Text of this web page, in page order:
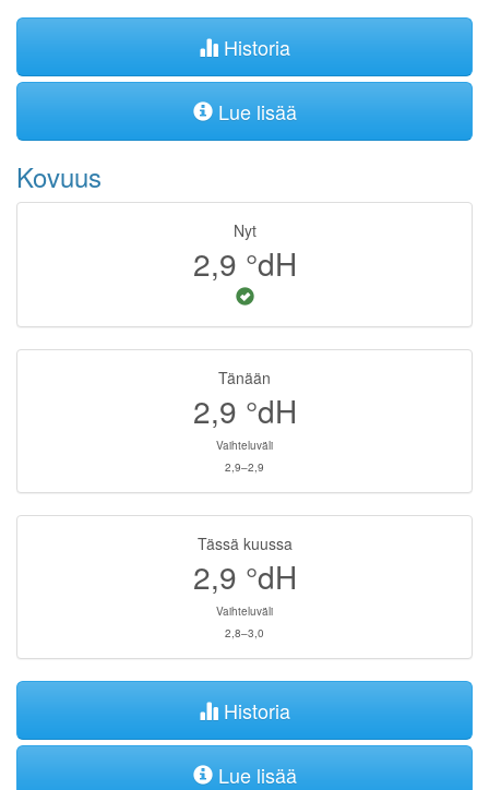
Historia
Lue lisää
Kovuus
Nyt
2,9 °dH
Tänään
2,9 °dH
Vaihteluväli
2,9–2,9
Tässä kuussa
2,9 °dH
Vaihteluväli
2,8–3,0
Historia
Lue lisää